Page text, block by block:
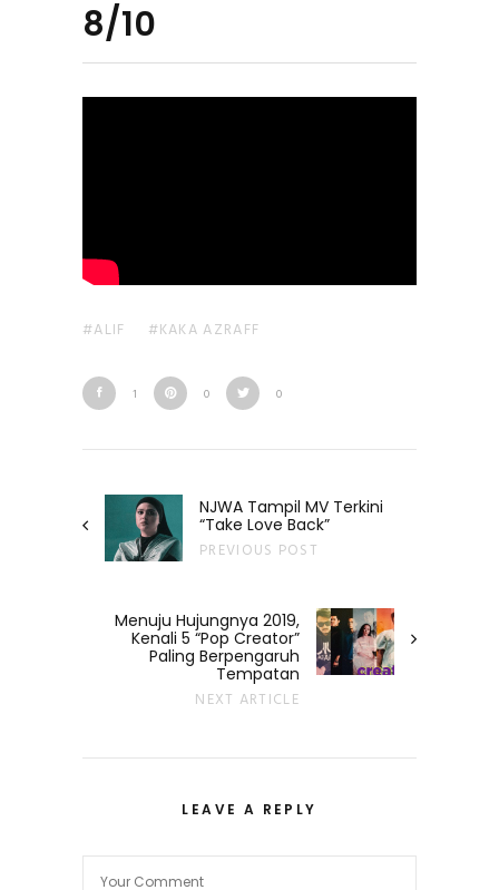
8/10
ALIF KAKA AZRAFF
1 0 0
NJWA Tampil MV Terkini
“Take Love Back”
PREVIOUS POST
Menuju Hujungnya 2019,
Kenali 5 “Pop Creator”
Paling Berpengaruh
Tempatan
NEXT ARTICLE
LEAVE A REPLY